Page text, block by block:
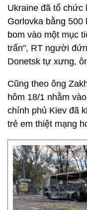
Ukraine đã tổ chức
Gorlovka bằng
bom vào một mục
trấn", RT người
Donetsk tự xưng,
Cũng theo ông
hôm 18/1 nhằm
chính phủ Kiev đã
trẻ em thiệt mạng